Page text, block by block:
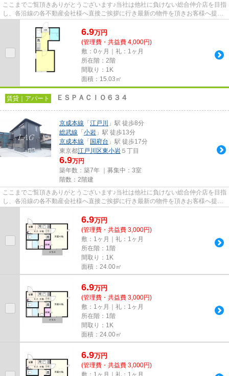
ここまでご覧頂きありがとうございます♪当社は他社に負けない総合仲介店を目指
し、各沿線の各不動産会社様へ直接ご挨拶に行き最新の物件を頂きお客様へ提供
しております！最新の情報は...
6.9万円
(管理費・共益費 4,000円)
敷：0ヶ月｜礼：1ヶ月
所在階：2階
間取り：1K
面積：15.03㎡
賃貸｜アパート ＥＳＰＡＣＩＯ６３４
京成本線 「 江戸川
」駅 徒歩8分
総武線 「 小岩 」駅 徒歩13分
京成本線 「 国府台 」駅 徒歩17分
東京都江戸川区東小岩 ５丁目
6.9万円
築年数：築7年 ｜募集中： 3室
階数：2階建
ここまでご覧頂きありがとうございます♪当社は他社に負けない総合仲介店を目指
し、各沿線の各不動産会社様へ直接ご挨拶に行き最新の物件を頂きお客様へ提供
6.9万円
(管理費・共益費 3,000円)
敷：1ヶ月｜礼：1ヶ月
所在階：1階
間取り：1K
面積：24.00㎡
6.9万円
(管理費・共益費 3,000円)
敷：1ヶ月｜礼：1ヶ月
所在階：1階
間取り：1K
面積：24.00㎡
6.9万円
(管理費・共益費 3,000円)
敷：1ヶ月｜礼：1ヶ月